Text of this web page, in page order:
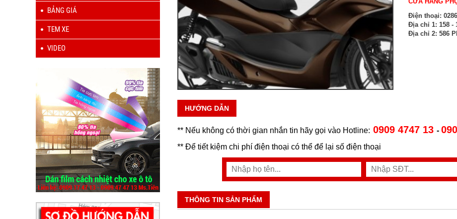
BẢNG GIÁ
TEM XE
VIDEO
Điện thoại:
Địa chỉ 1: 158 -
Địa chỉ 2: 586
HƯỚNG DẪN
** Nếu không có thời gian nhắn tin hãy gọi vào Hotline: 0909 4747 13 -
** Để tiết kiệm chi phí điện thoại có thể để lại số điện thoại
THÔNG TIN SẢN PHẨM